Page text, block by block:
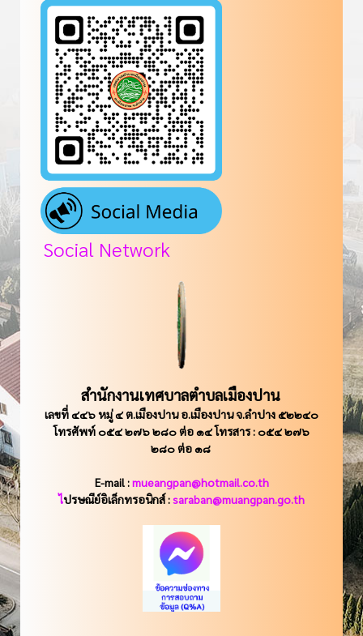
Social Network
สำนักงานเทศบาลตำบลเมืองปาน
เลขที่ ๔๔๖ หมู่ ๔ ต.เมืองปาน อ.เมืองปาน จ.ลำปาง ๕๒๒๔๐
โทรศัพท์ ๐๕๔ ๒๗๖ ๒๘๐ ต่อ ๑๔ โทรสาร : ๐๕๔ ๒๗๖
๒๘๐ ต่อ ๑๘
E-mail :mueangpan@hotmail.co.th
ไปรษณีย์อิเล็กทรอนิกส์ :saraban@muangpan.go.th